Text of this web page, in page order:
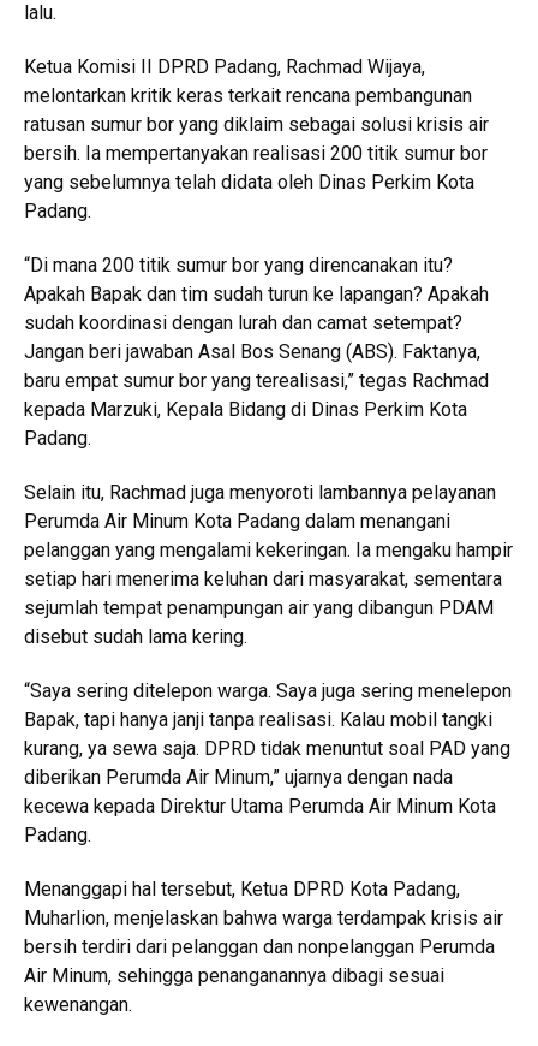
lalu.
Ketua Komisi II DPRD Padang, Rachmad Wijaya,
melontarkan kritik keras terkait rencana pembangunan
ratusan sumur bor yang diklaim sebagai solusi krisis air
bersih. Ia mempertanyakan realisasi 200 titik sumur bor
yang sebelumnya telah didata oleh Dinas Perkim Kota
Padang.
“Di mana 200 titik sumur bor yang direncanakan itu?
Apakah Bapak dan tim sudah turun ke lapangan? Apakah
sudah koordinasi dengan lurah dan camat setempat?
Jangan beri jawaban Asal Bos Senang (ABS). Faktanya,
baru empat sumur bor yang terealisasi,” tegas Rachmad
kepada Marzuki, Kepala Bidang di Dinas Perkim Kota
Padang.
Selain itu, Rachmad juga menyoroti lambannya pelayanan
Perumda Air Minum Kota Padang dalam menangani
pelanggan yang mengalami kekeringan. Ia mengaku hampir
setiap hari menerima keluhan dari masyarakat, sementara
sejumlah tempat penampungan air yang dibangun PDAM
disebut sudah lama kering.
“Saya sering ditelepon warga. Saya juga sering menelepon
Bapak, tapi hanya janji tanpa realisasi. Kalau mobil tangki
kurang, ya sewa saja. DPRD tidak menuntut soal PAD yang
diberikan Perumda Air Minum,” ujarnya dengan nada
kecewa kepada Direktur Utama Perumda Air Minum Kota
Padang.
Menanggapi hal tersebut, Ketua DPRD Kota Padang,
Muharlion, menjelaskan bahwa warga terdampak krisis air
bersih terdiri dari pelanggan dan nonpelanggan Perumda
Air Minum, sehingga penanganannya dibagi sesuai
kewenangan.